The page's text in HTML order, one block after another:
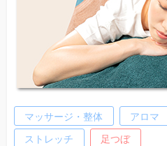
マッサージ・整体 アロマ
ストレッチ 足つぼ